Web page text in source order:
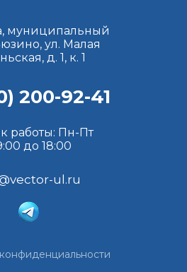
ul.ru
работы: Пн-Пт
до 18:00
муниципальный
ул. Малая
д. 1, к. 1
200-92-41